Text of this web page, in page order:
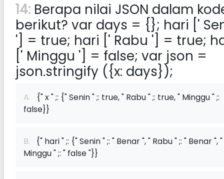
14: Berapa nilai JSON dalam
berikut? var days = {}; hari ['
'] = true; hari [' Rabu '] = true;
[' Minggu '] = false; var json =
json.stringify ({x: days});
A. {" x " ;: {" Senin " ;: true, " Rabu " ;: true, " Minggu " ;:
false}}
B. {" hari " ;: {" Senin " ;: " Benar ", " Rabu " ;: " Benar ", "
Minggu " ;: " false "}}